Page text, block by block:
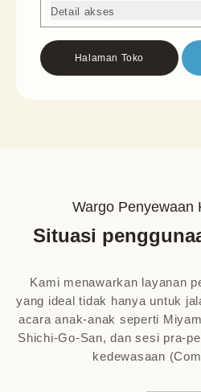
Detail akses
Halaman Toko
Wargo Penyewaan
Situasi
Kami menawarkan layanan
yang ideal tidak hanya untuk
acara anak-anak seperti
Shichi-Go-San, dan sesi pra-
kedewasaan